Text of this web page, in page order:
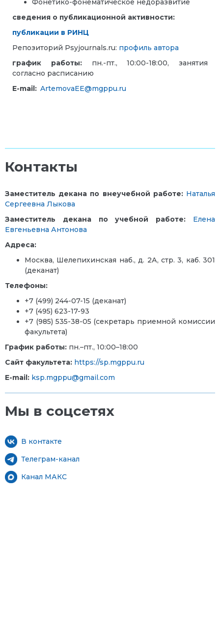
Фонетико-фонематическое недоразвитие
сведения о публикационной активности:
публикации в РИНЦ
​Репозиторий Psyjournals.ru: профиль автора
график работы:пн.-пт., 10:00-18:00, занятия
согласно расписанию
E-mail: ArtemovaEE@mgppu.ru
Контакты
Заместитель декана по внеучебной работе: Наталья
Сергеевна Лыкова
Заместитель декана по учебной работе: Елена
Евгеньевна Антонова
Адреса:
Москва, Шелепихинская наб., д. 2А, стр. 3, каб. 301
(деканат)
Телефоны:
+7 (499) 244-07-15 (деканат)
+7 (495) 623-17-93
+7 (985) 535-38-05 (секретарь приемной комиссии
факультета)
График работы: пн.–пт., 10:00–18:00
Сайт факультета: https://sp.mgppu.ru
E-mail: ksp.mgppu@gmail.com
Мы в соцсетях
В контакте
Телеграм-канал
Канал МАКС